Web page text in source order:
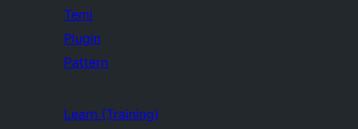
Temi
Plugin
Pattern
Learn (Training)